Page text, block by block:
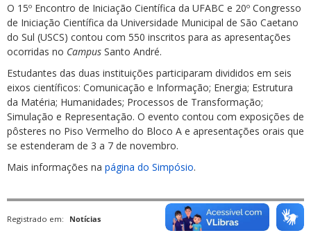
O 15º Encontro de Iniciação Científica da UFABC e 20º Congresso
de Iniciação Científica da Universidade Municipal de São Caetano
do Sul (USCS) contou com 550 inscritos para as apresentações
ocorridas no Campus Santo André.
Estudantes das duas instituições participaram divididos em seis
eixos científicos: Comunicação e Informação; Energia; Estrutura
da Matéria; Humanidades; Processos de Transformação;
Simulação e Representação. O evento contou com exposições de
pôsteres no Piso Vermelho do Bloco A e apresentações orais que
se estenderam de 3 a 7 de novembro.
Mais informações na página do Simpósio.
Registrado em: Notícias